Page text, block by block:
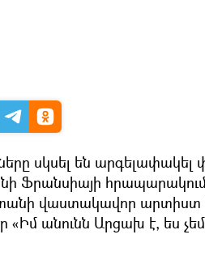
սկսել են արգելափակել
Ֆրանսիայի
վաստակավոր արտիստ
անունն Արցախ է, ես